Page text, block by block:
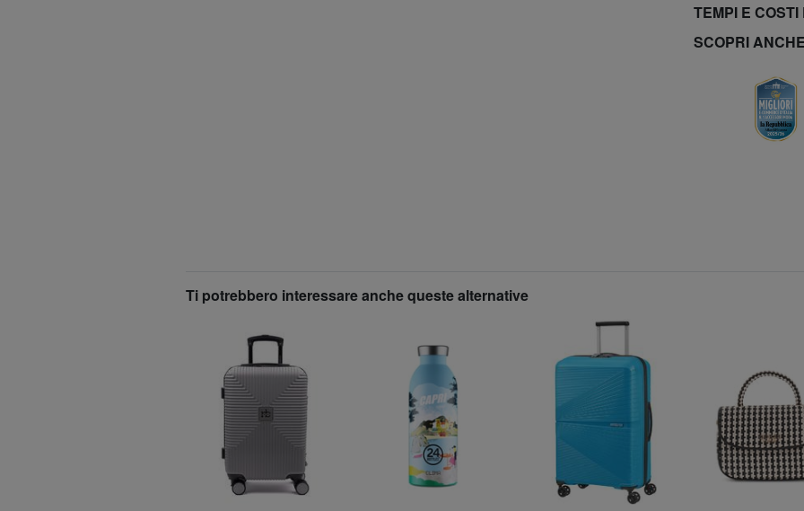
TEMPI E
SCOPRI
Ti potrebbero interessare anche queste alternative